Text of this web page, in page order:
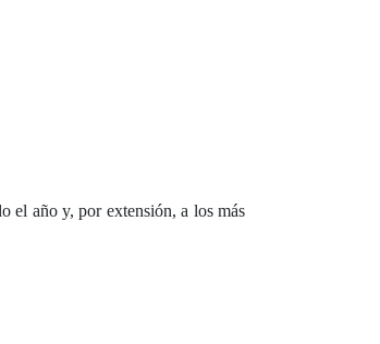
el año y, por extensión, a los más